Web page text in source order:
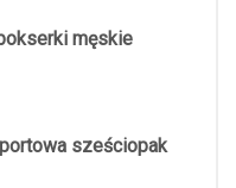
męskie
sześciopak